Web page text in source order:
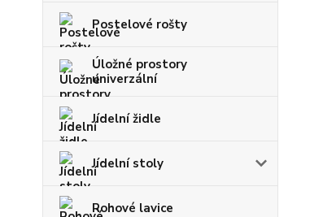
Postelové rošty
Úložné prostory
univerzální
Jídelní židle
Jídelní stoly
Rohové lavice